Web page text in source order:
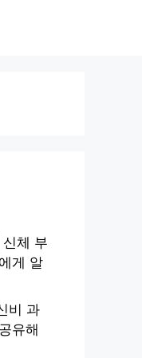
체 부
게 알
비 과
유해